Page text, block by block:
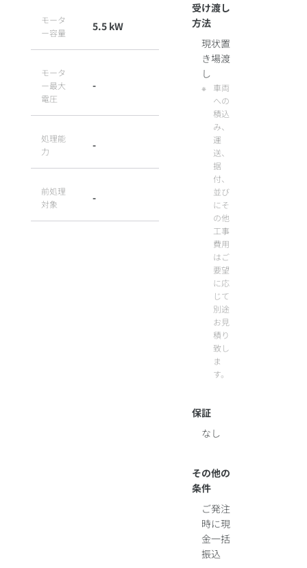
モータ
ー容量
5.5 kW
モータ
ー最大
電圧
-
処理能
力
-
前処理
対象
-
受け渡し
方法
現状置
き場渡
し
車両
への
積込
み、
運
送、
据
付、
並び
にそ
の他
工事
費用
はご
要望
に応
じて
別途
お見
積り
致し
ま
す。
保証
なし
その他の
条件
ご発注
時に現
金一括
振込